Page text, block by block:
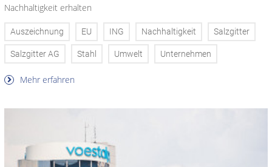
Nachhaltigkeit erhalten
Auszeichnung EU ING Nachhaltigkeit Salzgitter
Salzgitter AG Stahl Umwelt Unternehmen
Mehr erfahren